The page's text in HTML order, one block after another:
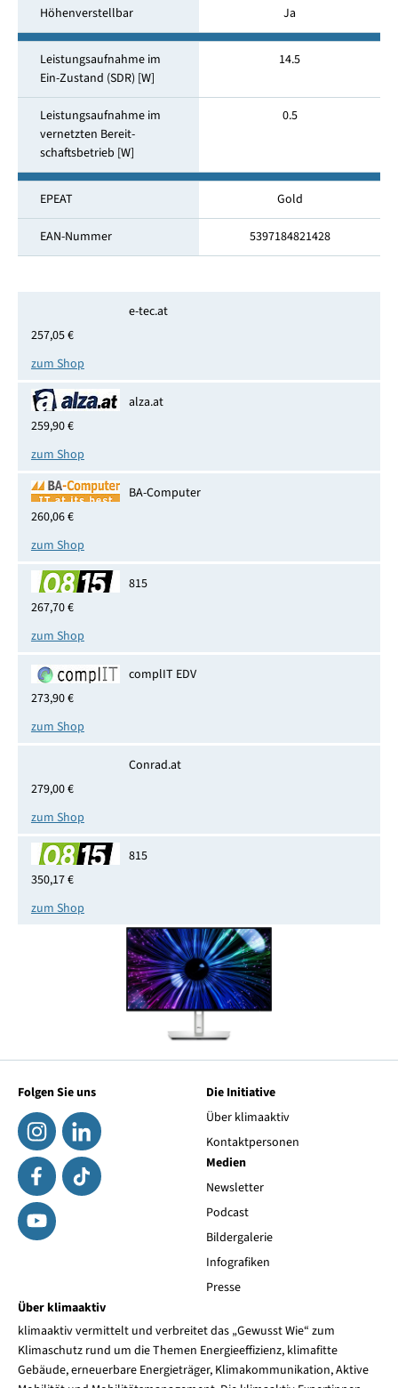
Höhenverstellbar Ja
Leistungsaufnahme im
Ein-Zustand (SDR) [W]
14.5
Leistungsaufnahme im
vernetzten Bereit­
schaftsbetrieb [W]
0.5
EPEAT Gold
EAN-Nummer 5397184821428
e-tec.at
257,05 €
zum Shop
alza.at
259,90 €
zum Shop
BA-Computer
260,06 €
zum Shop
815
267,70 €
zum Shop
complIT EDV
273,90 €
zum Shop
Conrad.at
279,00 €
zum Shop
815
350,17 €
zum Shop
Folgen Sie uns
Die Initiative
Über klimaaktiv
Kontaktpersonen
Medien
Newsletter
Podcast
Bildergalerie
Infografiken
Presse
Über klimaaktiv
klimaaktiv vermittelt und verbreitet das „Gewusst Wie“ zum
Klimaschutz rund um die Themen Energieeffizienz, klimafitte
Gebäude, erneuerbare Energieträger, Klimakommunikation, Aktive